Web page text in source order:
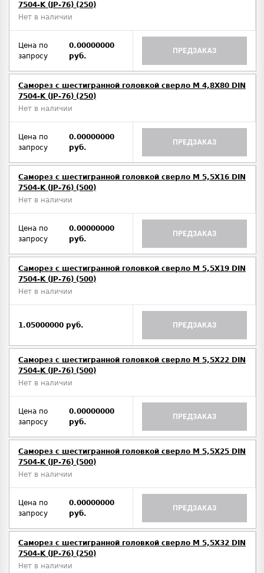
7504-K (JP-76) (250)
Нет в наличии
Цена по
запросу
0.00000000
руб.
ПРЕДЗАКАЗ
Саморез с шестигранной головкой сверло М 4,8Х80 DIN
7504-K (JP-76) (250)
Нет в наличии
Цена по
запросу
0.00000000
руб.
ПРЕДЗАКАЗ
Саморез с шестигранной головкой сверло М 5,5Х16 DIN
7504-K (JP-76) (500)
Нет в наличии
Цена по
запросу
0.00000000
руб.
ПРЕДЗАКАЗ
Саморез с шестигранной головкой сверло М 5,5Х19 DIN
7504-K (JP-76) (500)
Нет в наличии
1.05000000 руб. ПРЕДЗАКАЗ
Саморез с шестигранной головкой сверло М 5,5Х22 DIN
7504-K (JP-76) (500)
Нет в наличии
Цена по
запросу
0.00000000
руб.
ПРЕДЗАКАЗ
Саморез с шестигранной головкой сверло М 5,5Х25 DIN
7504-K (JP-76) (500)
Нет в наличии
Цена по
запросу
0.00000000
руб.
ПРЕДЗАКАЗ
Саморез с шестигранной головкой сверло М 5,5Х32 DIN
7504-K (JP-76) (250)
Нет в наличии